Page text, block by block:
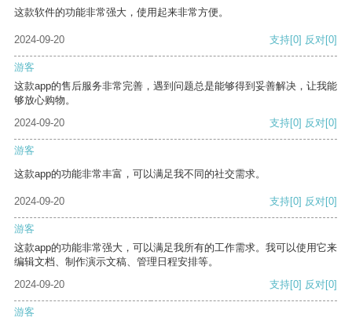
这款软件的功能非常强大，使用起来非常方便。
2024-09-20 支持[0] 反对[0]
游客
这款app的售后服务非常完善，遇到问题总是能够得到妥善解决，让我能
够放心购物。
2024-09-20
支持[0] 反对[0]
游客
这款app的功能非常丰富，可以满足我不同的社交需求。
2024-09-20 支持[0] 反对[0]
游客
这款app的功能非常强大，可以满足我所有的工作需求。我可以使用它来
编辑文档、制作演示文稿、管理日程安排等。
2024-09-20
支持[0] 反对[0]
游客